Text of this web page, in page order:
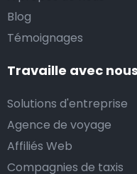
Blog
Témoignages
Travaille avec nous
Solutions d'entreprise
Agence de voyage
Affiliés Web
Compagnies de taxis